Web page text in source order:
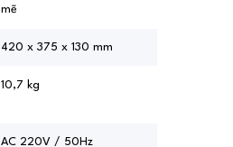
mẽ
420 x 375 x 130 mm
10,7 kg
AC 220V / 50Hz